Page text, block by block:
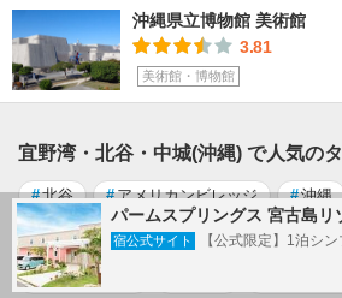
沖縄県立博物館 美術館
3.81
美術館・博物館
宜野湾・北谷・中城(沖縄) で人気の
#北谷 #アメリカンビレッジ #沖縄
#宜野湾市 #沖縄料理 #グルメ #
#美ら海水族館 GoToト
パームスプリングス 宮古島リ
宿公式サイト 【公式限定】1泊シ